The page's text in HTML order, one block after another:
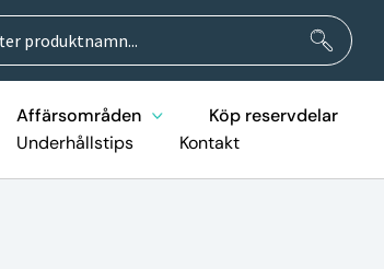
Affärsområden Köp reservdelar
Underhållstips
Kontakt